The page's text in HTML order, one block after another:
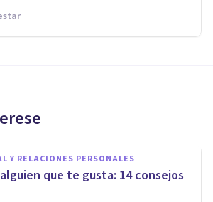
Y RELACIONES PERSONALES
que te gusta: 14 consejos